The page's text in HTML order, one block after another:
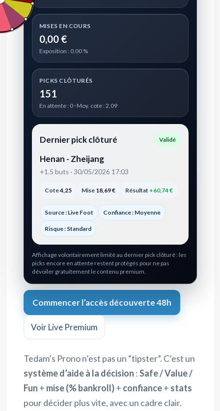
MISES EN COURS
0,00 €
Exposition : 0,00 %
PICKS CLÔTURÉS
151
En attente : 0 · Moy. cote : 2,09
Dernier pick clôturé Validé
Henan - Zheijang
+1.5 buts · 30/05/2026 17:03
Cote4,25 Mise 18,69 € Résultat +60,74 €
Source : Live Foot Confiance : Moyenne
Risque : Standard
Affichage volontairement limité au dernier pick clôturé : les
picks encore en attente restent protégés pour ne pas
dévoiler gratuitement le contenu premium.
Commencer l’accès découverte 48h
Voir Live Premium
Tedam’s Prono n’est pas un “tipster”. C’est un
système d’aide à la décision :Safe / Value /
Fun + mise (% bankroll)+ confiance+ stats
pour décider plus vite, avec un cadre clair.